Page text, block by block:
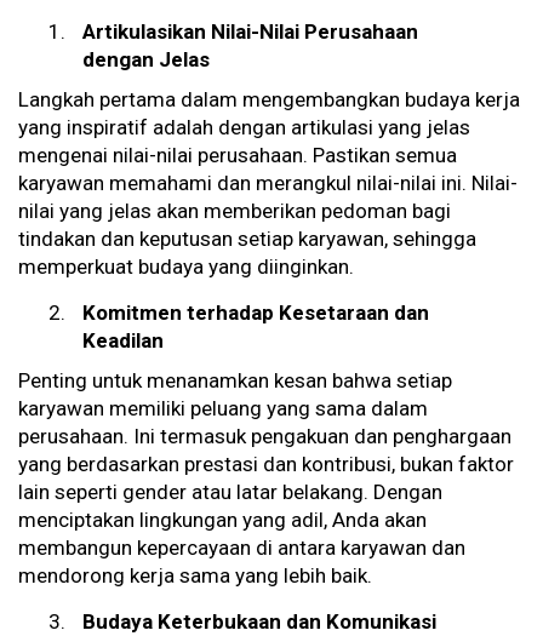
Artikulasikan Nilai-Nilai Perusahaan
dengan Jelas
Langkah pertama dalam mengembangkan budaya kerja
yang inspiratif adalah dengan artikulasi yang jelas
mengenai nilai-nilai perusahaan. Pastikan semua
karyawan memahami dan merangkul nilai-nilai ini. Nilai-
nilai yang jelas akan memberikan pedoman bagi
tindakan dan keputusan setiap karyawan, sehingga
memperkuat budaya yang diinginkan.
Komitmen terhadap Kesetaraan dan
Keadilan
Penting untuk menanamkan kesan bahwa setiap
karyawan memiliki peluang yang sama dalam
perusahaan. Ini termasuk pengakuan dan penghargaan
yang berdasarkan prestasi dan kontribusi, bukan faktor
lain seperti gender atau latar belakang. Dengan
menciptakan lingkungan yang adil, Anda akan
membangun kepercayaan di antara karyawan dan
mendorong kerja sama yang lebih baik.
Budaya Keterbukaan dan Komunikasi